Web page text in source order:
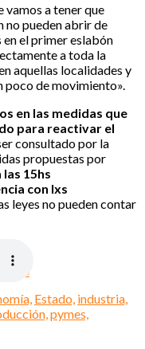
vamos a tener que
no pueden abrir de
el primer eslabón
a toda la
aquellas localidades y
poco de movimiento».
en las medidas que
para reactivar el
consultado por la
propuestas por
las 15hs
con lxs
leyes no pueden contar
Estado, industria,
pymes,